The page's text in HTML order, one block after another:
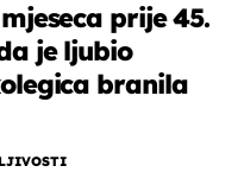
prije 45.
je ljubio
branila